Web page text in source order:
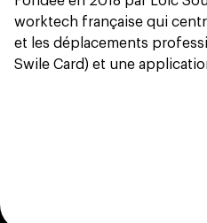
worktech française qui
et les déplacements
Swile Card) et une